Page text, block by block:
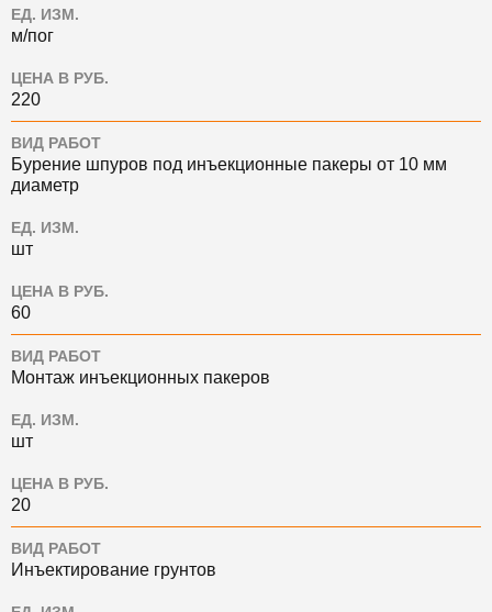
ЕД. ИЗМ.
м/пог
ЦЕНА В РУБ.
220
ВИД РАБОТ
Бурение шпуров под инъекционные пакеры от 10 мм
диаметр
ЕД. ИЗМ.
шт
ЦЕНА В РУБ.
60
ВИД РАБОТ
Монтаж инъекционных пакеров
ЕД. ИЗМ.
шт
ЦЕНА В РУБ.
20
ВИД РАБОТ
Инъектирование грунтов